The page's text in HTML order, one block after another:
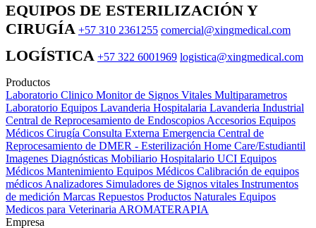
EQUIPOS DE ESTERILIZACIÓN Y
CIRUGÍA +57 310 2361255 comercial@xingmedical.com
LOGÍSTICA +57 322 6001969 logistica@xingmedical.com
Productos
Laboratorio Clinico Monitor de Signos Vitales Multiparametros
Laboratorio Equipos Lavanderia Hospitalaria Lavanderia Industrial
Central de Reprocesamiento de Endoscopios Accesorios Equipos
Médicos Cirugía Consulta Externa Emergencia Central de
Reprocesamiento de DMER - Esterilización Home Care/Estudiantil
Imagenes Diagnósticas Mobiliario Hospitalario UCI Equipos
Médicos Mantenimiento Equipos Médicos Calibración de equipos
médicos Analizadores Simuladores de Signos vitales Instrumentos
de medición Marcas Repuestos Productos Naturales Equipos
Medicos para Veterinaria AROMATERAPIA
Empresa